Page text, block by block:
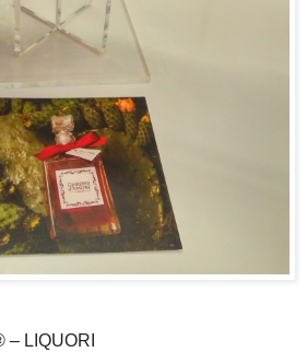
– LIQUORI